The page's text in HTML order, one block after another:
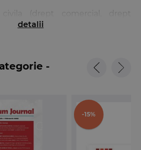
(drept comercial, drept
decizii
Casatiei
pune la dispozitia
romana, engleza si franceza;
– cu trimitere la numarul de
detalii
-
-15%